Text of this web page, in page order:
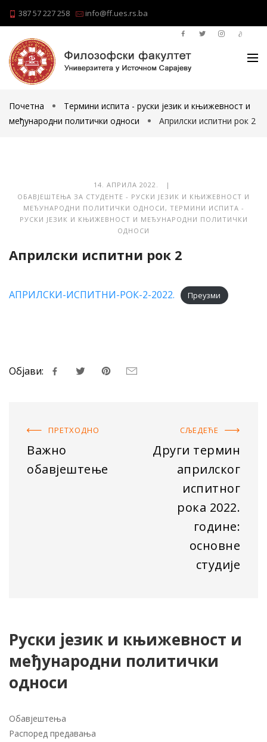
387 57 227 258 info@ff.ues.rs.ba
Почетна
Термини испита - руски језик и књижевност и
међународни политички односи
Априлски испитни рок 2
14. АПРИЛА 2022. |
ОБАВЈЕШТЕЊА ЗА СТУДЕНТЕ - РУСКИ ЈЕЗИК И КЊИЖЕВНОСТ И
МЕЂУНАРОДНИ ПОЛИТИЧКИ ОДНОСИ, ТЕРМИНИ ИСПИТА -
РУСКИ ЈЕЗИК И КЊИЖЕВНОСТ И МЕЂУНАРОДНИ ПОЛИТИЧКИ
ОДНОСИ
Априлски испитни рок 2
АПРИЛСКИ-ИСПИТНИ-РОК-2-2022. Преузми
Објави:
ПРЕТХОДНO
Важно
обавјештење
СЉЕДЕЋE
Други термин
априлског
испитног
рока 2022.
године:
основне
студије
Руски језик и књижевност и
међународни политички
односи
Обавјештења
Распоред предавања